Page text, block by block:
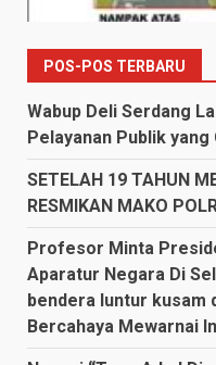
POS-POS TERBARU
Wabup Deli Serdang
Pelayanan Publik yang
SETELAH 19 TAHUN
RESMIKAN MAKO
Profesor Minta
Aparatur Negara Di
bendera luntur kusam
Bercahaya Mewarnai